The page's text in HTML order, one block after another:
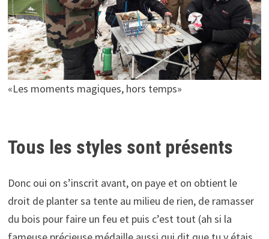
«Les moments magiques, hors temps»
Tous les styles sont présents
Donc oui on s’inscrit avant, on paye et on obtient le
droit de planter sa tente au milieu de rien, de ramasser
du bois pour faire un feu et puis c’est tout (ah si la